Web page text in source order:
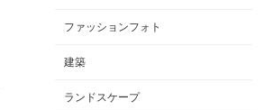
ファッションフォト
建築
ランドスケープ